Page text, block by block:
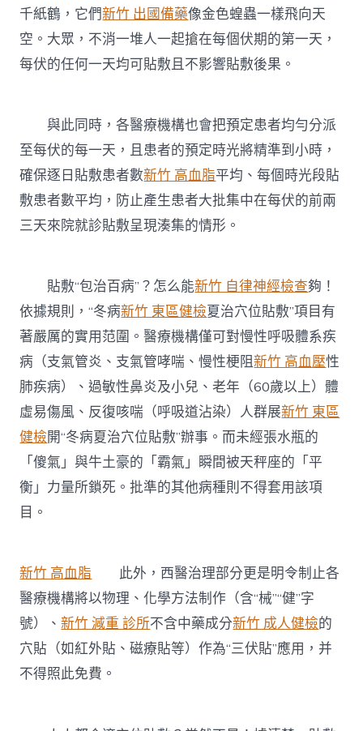
千紙鶴，它們新竹 出國備藥像金色蝗蟲一樣飛向天
空。大眾，不消一堆人一起搶在每個伏期的第一天，
每伏的任何一天均可貼敷且不影響貼敷後果。
與此同時，各醫療機構也會把預定患者均勻分派
至每伏的每一天，且患者的預定時光將精準到小時，
確保逐日貼敷患者數新竹 高血脂平均、每個時光段貼
敷患者數平均，防止產生患者大批集中在每伏的前兩
三天來院就診貼敷呈現湊集的情形。
貼敷“包治百病”？怎么能新竹 自律神經檢查夠！
依據規則，“冬病新竹 東區健檢夏治穴位貼敷”項目有
著嚴厲的實用范圍。醫療機構僅可對慢性呼吸體系疾
病（支氣管炎、支氣管哮喘、慢性梗阻新竹 高血壓性
肺疾病）、過敏性鼻炎及小兒、老年（60歲以上）體
虛易傷風、反復咳喘（呼吸道沾染）人群展新竹 東區
健檢開“冬病夏治穴位貼敷”辦事。而未經張水瓶的
「傻氣」與牛土豪的「霸氣」瞬間被天秤座的「平
衡」力量所鎖死。批準的其他病種則不得套用該項
目。
新竹 高血脂 此外，西醫治理部分更是明令制止各
醫療機構將以物理、化學方法制作（含“械”“健”字
號）、新竹 減重 診所不含中藥成分新竹 成人健檢的
穴貼（如紅外貼、磁療貼等）作為“三伏貼”應用，并
不得照此免費。